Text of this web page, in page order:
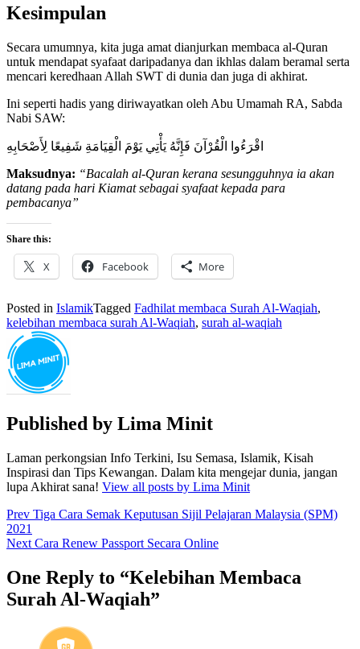
Kesimpulan
Secara umumnya, kita juga amat dianjurkan membaca al-Quran
untuk mendapat syafaat daripadanya dan ikhlas dalam beramal serta
mencari keredhaan Allah SWT di dunia dan juga di akhirat.
Ini seperti hadis yang diriwayatkan oleh Abu Umamah RA, Sabda
Nabi SAW:
اقْرَءُوا الْقُرْآنَ فَإِنَّهُ يَأْتِي يَوْمَ الْقِيَامَةِ شَفِيعًا لِأَصْحَابِهِ
Maksudnya: “Bacalah al-Quran kerana sesungguhnya ia akan
datang pada hari Kiamat sebagai syafaat kepada para
pembacanya”
Share this:
X Facebook More
Posted in IslamikTagged Fadhilat membaca Surah Al-Waqiah,
kelebihan membaca surah Al-Waqiah, surah al-waqiah
Published by Lima Minit
Laman perkongsian Info Terkini, Isu Semasa, Islamik, Kisah
Inspirasi dan Tips Kewangan. Dalam kita mengejar dunia, jangan
lupa Akhirat sana! View all posts by Lima Minit
Post
navigation
Prev Tiga Cara Semak Keputusan Sijil Pelajaran Malaysia (SPM)
2021
Next Cara Renew Passport Secara Online
One Reply to “Kelebihan Membaca
Surah Al-Waqiah”